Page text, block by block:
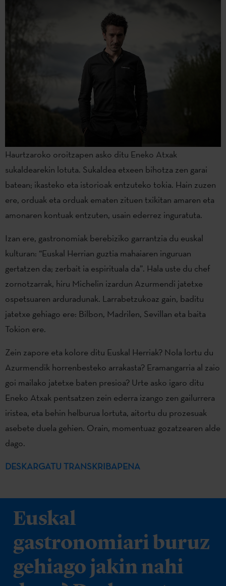
Haurtzaroko oroitzapen asko ditu Eneko Atxak
sukaldearekin lotuta. Sukaldea etxeen bihotza zen garai
batean; ikasteko eta istorioak entzuteko tokia. Hain zuzen
ere, orduak eta orduak ematen zituen txikitan amaren eta
amonaren kontuak entzuten, usain ederrez inguratuta.
Izan ere, gastronomiak berebiziko garrantzia du euskal
kulturan: “Euskal Herrian guztia mahaiaren inguruan
gertatzen da; zerbait ia espirituala da”. Hala uste du chef
zornotzarrak, hiru Michelin izardun Azurmendi jatetxe
ospetsuaren arduradunak. Larrabetzukoaz gain, baditu
jatetxe gehiago ere: Bilbon, Madrilen, Sevillan eta baita
Tokion ere.
Zein zapore eta kolore ditu Euskal Herriak? Nola lortu du
Azurmendik horrenbesteko arrakasta? Eramangarria al zaio
goi mailako jatetxe baten presioa? Urte asko igaro ditu
Eneko Atxak pentsatzen zein ederra izango zen gailurrera
iristea, eta behin helburua lortuta, aitortu du prozesuak
asebete duela gehien. Orain, momentuaz gozatzearen alde
dago.
DESKARGATU TRANSKRIBAPENA
Euskal
gastronomiari buruz
gehiago jakin nahi